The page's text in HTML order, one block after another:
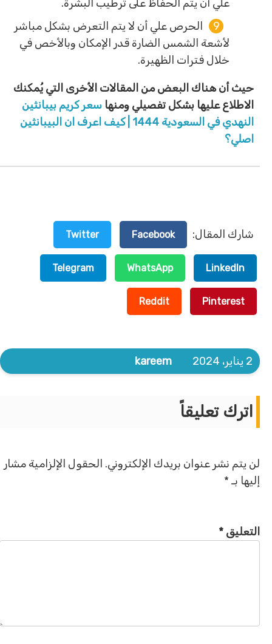
علي أن يتم الحفاظ على ترطيب البشرة.
الحرص علي أن لا يتم التعرض بشكل مباشر
لأشعة الشمس الضارة قدر الإمكان وبالأخص في
خلال فترات الظهيرة.
حيث أن هناك البعض من المقالات الأخرى التي يُمكنك
الاطلاع عليها بشكل تفصيلي ومنهاسعر كريم بيبانثين
النهدي في السعودية 1444 | كيف اعرف ان البيبانثين
اصلي؟
شارك المقال: Facebook
Twitter
LinkedIn
WhatsApp
Telegram
Pinterest
Reddit
2 يناير، 2024 kareem
اترك تعليقاً
لن يتم نشر عنوان بريدك الإلكتروني. الحقول الإلزامية مشار
إليها بـ *
التعليق*